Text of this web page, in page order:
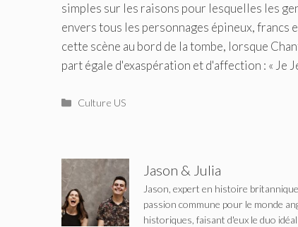
simples sur les raisons pour lesquelles les
envers tous les personnages épineux, francs
cette scène au bord de la tombe, lorsque
part égale d'exaspération et d'affection : « Je
Catégories
Culture US
Jason & Julia
Jason, expert en histoire
passion commune pour le monde
historiques, faisant d'eux le duo